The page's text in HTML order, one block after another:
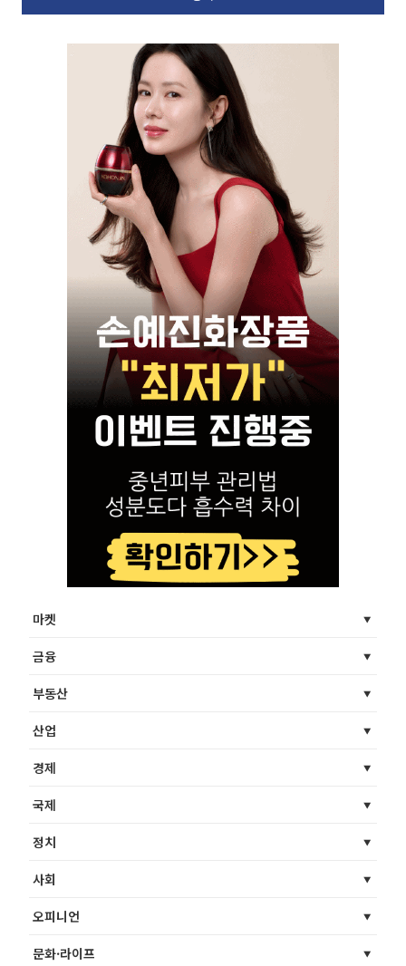
마켓
금융
부동산
산업
경제
국제
정치
사회
오피니언
문화·라이프